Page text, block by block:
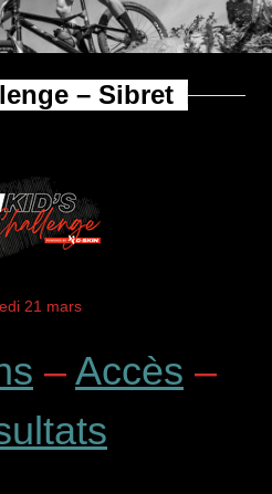
Cup & BH
– Sibret
21 mars
–Accès –